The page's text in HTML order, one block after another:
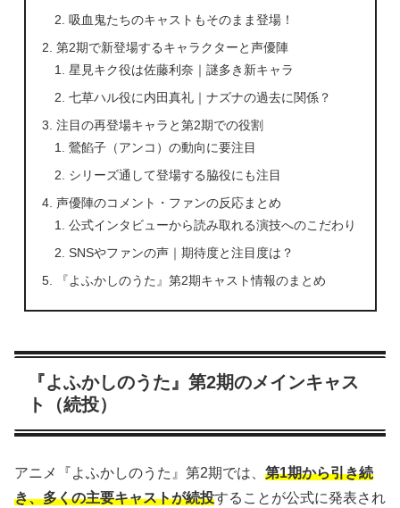
吸血鬼たちのキャストもそのまま登場！
第2期で新登場するキャラクターと声優陣
星見キク役は佐藤利奈｜謎多き新キャラ
七草ハル役に内田真礼｜ナズナの過去に関係？
注目の再登場キャラと第2期での役割
鶯餡子（アンコ）の動向に要注目
シリーズ通して登場する脇役にも注目
声優陣のコメント・ファンの反応まとめ
公式インタビューから読み取れる演技へのこだわり
SNSやファンの声｜期待度と注目度は？
『よふかしのうた』第2期キャスト情報のまとめ
『よふかしのうた』第2期のメインキャス
ト（続投）
アニメ『よふかしのうた』第2期では、 第1期から引き続
き、多くの主要キャストが続投することが公式に発表され